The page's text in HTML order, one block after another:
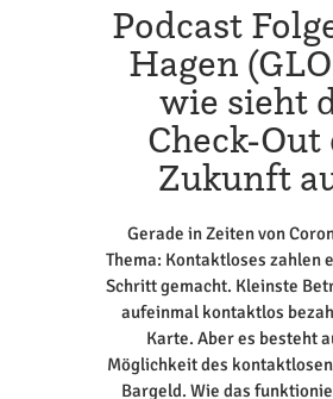
Podcast
Hagen
wie sieht
Check-Out
Zukunft
Gerade in Zeiten von
Thema: Kontaktloses zahlen
Schritt gemacht. Kleinste
aufeinmal kontaktlos
Karte. Aber es besteht
Möglichkeit des
Bargeld. Wie das